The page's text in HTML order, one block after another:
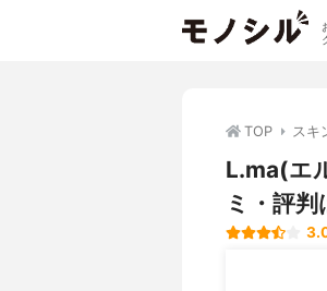
TOP スキ
L.ma(エ
ミ・評